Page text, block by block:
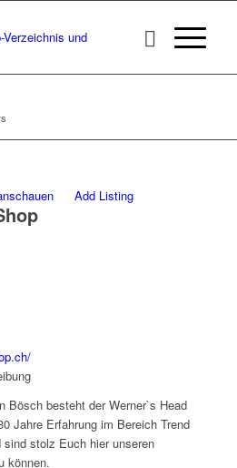
Add Listing
Bösch besteht der Werner`s Head
Jahre Erfahrung im Bereich Trend
stolz Euch hier unseren
können.